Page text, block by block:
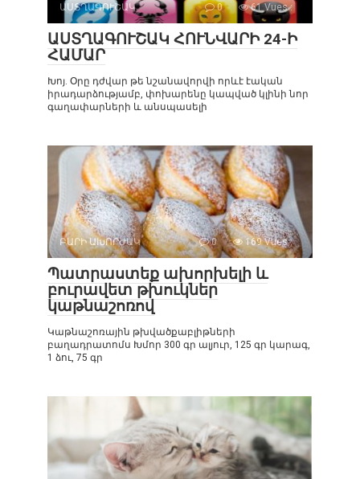
ԱՍՏՂԱԳՈՒՇԱԿ 0 61 Vues :
ԱՍՏՂԱԳՈՒՇԱԿ ՀՈՒՆՎԱՐԻ 24-Ի
ՀԱՄԱՐ
Խոյ. Օրը դժվար թե նշանավորվի որևէ էական
իրադարձությամբ, փոխարենը կապված կլինի նոր
գաղափարների և անսպասելի
ԲԱՐԻ ԱԽՈՐԺԱԿ 0 169 Vues :
Պատրաստեք ախորխելի և
բուրավետ թխուկներ
կաթնաշոռով
Կաթնաշոռային թխվածքաբլիթների
բաղադրատոմս Խմոր 300 գր ալյուր, 125 գր կարագ,
1 ձու, 75 գր